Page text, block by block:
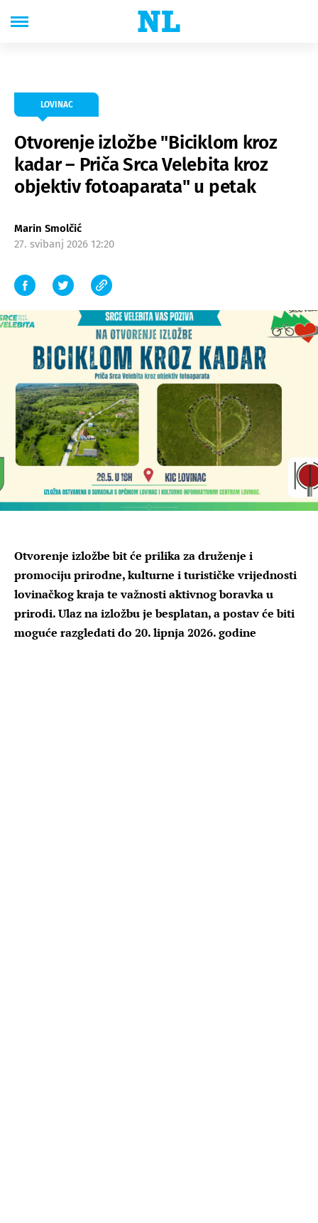
LOVINAC
Otvorenje izložbe "Biciklom kroz
kadar – Priča Srca Velebita kroz
objektiv fotoaparata" u petak
Marin Smolčić
27. svibanj 2026 12:20
Otvorenje izložbe bit će prilika za druženje i
promociju prirodne, kulturne i turističke vrijednosti
lovinačkog kraja te važnosti aktivnog boravka u
prirodi. Ulaz na izložbu je besplatan, a postav će biti
moguće razgledati do 20. lipnja 2026. godine